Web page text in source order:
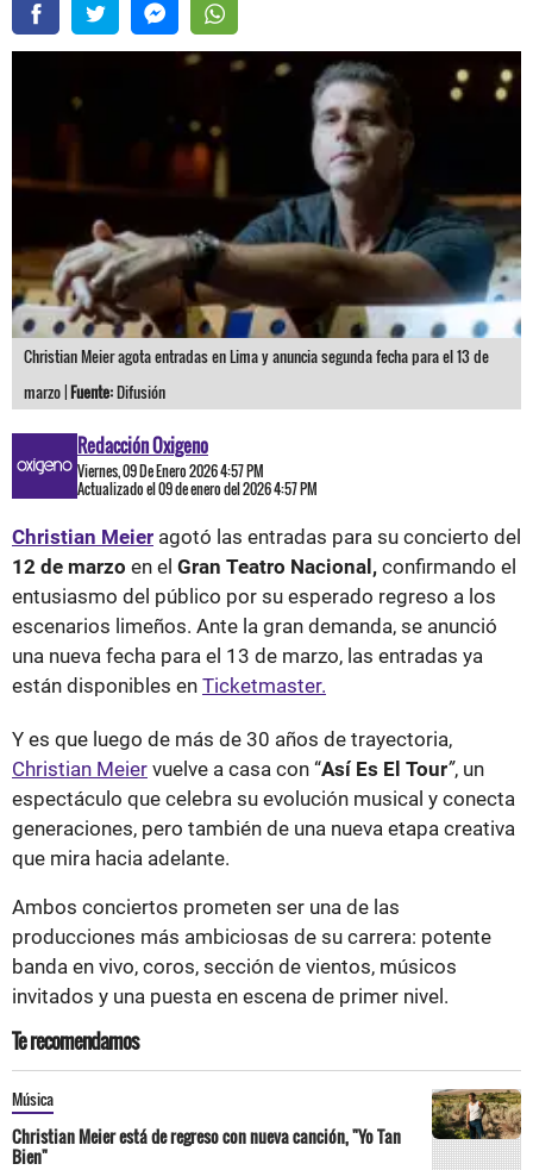
Christian Meier agota entradas en Lima y anuncia segunda fecha para el 13 de
marzo |Fuente:Difusión
Redacción Oxigeno
Viernes, 09 De Enero 2026 4:57 PM
Actualizado el 09 de enero del 2026 4:57 PM
Christian Meier agotó las entradas para su concierto del
12 de marzo en el Gran Teatro Nacional, confirmando el
entusiasmo del público por su esperado regreso a los
escenarios limeños. Ante la gran demanda, se anunció
una nueva fecha para el 13 de marzo, las entradas ya
están disponibles en Ticketmaster.
Y es que luego de más de 30 años de trayectoria,
Christian Meier vuelve a casa con “Así Es El Tour”, un
espectáculo que celebra su evolución musical y conecta
generaciones, pero también de una nueva etapa creativa
que mira hacia adelante.
Ambos conciertos prometen ser una de las
producciones más ambiciosas de su carrera: potente
banda en vivo, coros, sección de vientos, músicos
invitados y una puesta en escena de primer nivel.
Te recomendamos
Música
Christian Meier está de regreso con nueva canción, "Yo Tan
Bien"